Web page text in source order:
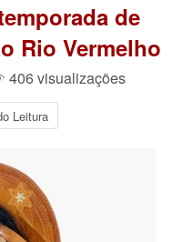
de
Rio Vermelho
406 visualizações
Leitura